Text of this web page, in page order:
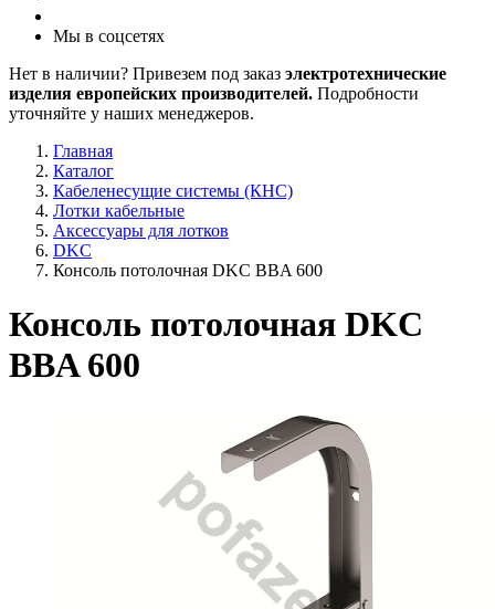
Мы в соцсетях
Нет в наличии? Привезем под заказ электротехнические
изделия европейских производителей. Подробности
уточняйте у наших менеджеров.
Главная
Каталог
Кабеленесущие системы (КНС)
Лотки кабельные
Аксессуары для лотков
DKC
Консоль потолочная DKC BBA 600
Консоль потолочная DKC
BBA 600